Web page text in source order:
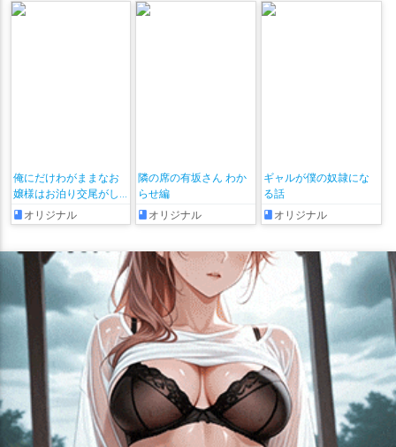
俺にだけわがままなお
嬢様はお泊り交尾がし
たいオリジナル
隣の席の有坂さん わか
らせ編
オリジナル
ギャルが僕の奴隷にな
る話
オリジナル